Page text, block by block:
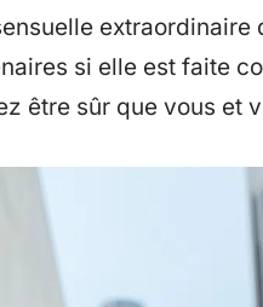
si elle est faite
être sûr que vous et